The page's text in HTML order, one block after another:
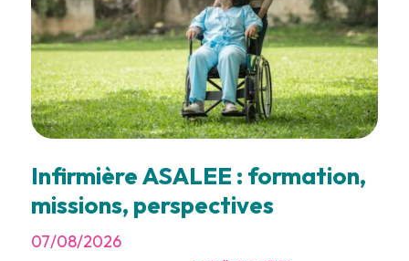
Infirmière ASALEE : formation,
missions, perspectives
07/08/2026